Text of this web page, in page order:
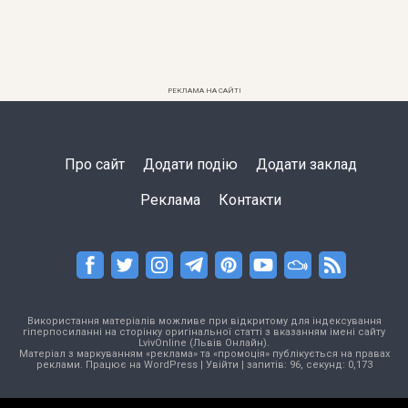
РЕКЛАМА НА САЙТІ
Про сайт Додати подію Додати заклад
Реклама Контакти
Використання матеріалів можливе при відкритому для індексування
гіперпосиланні на сторінку оригінальної статті з вказанням імені сайту
LvivOnline (Львів Онлайн).
Матеріал з маркуванням «реклама» та «промоція» публікується на правах
реклами. Працює на WordPress| Увійти | запитів: 96, секунд: 0,173